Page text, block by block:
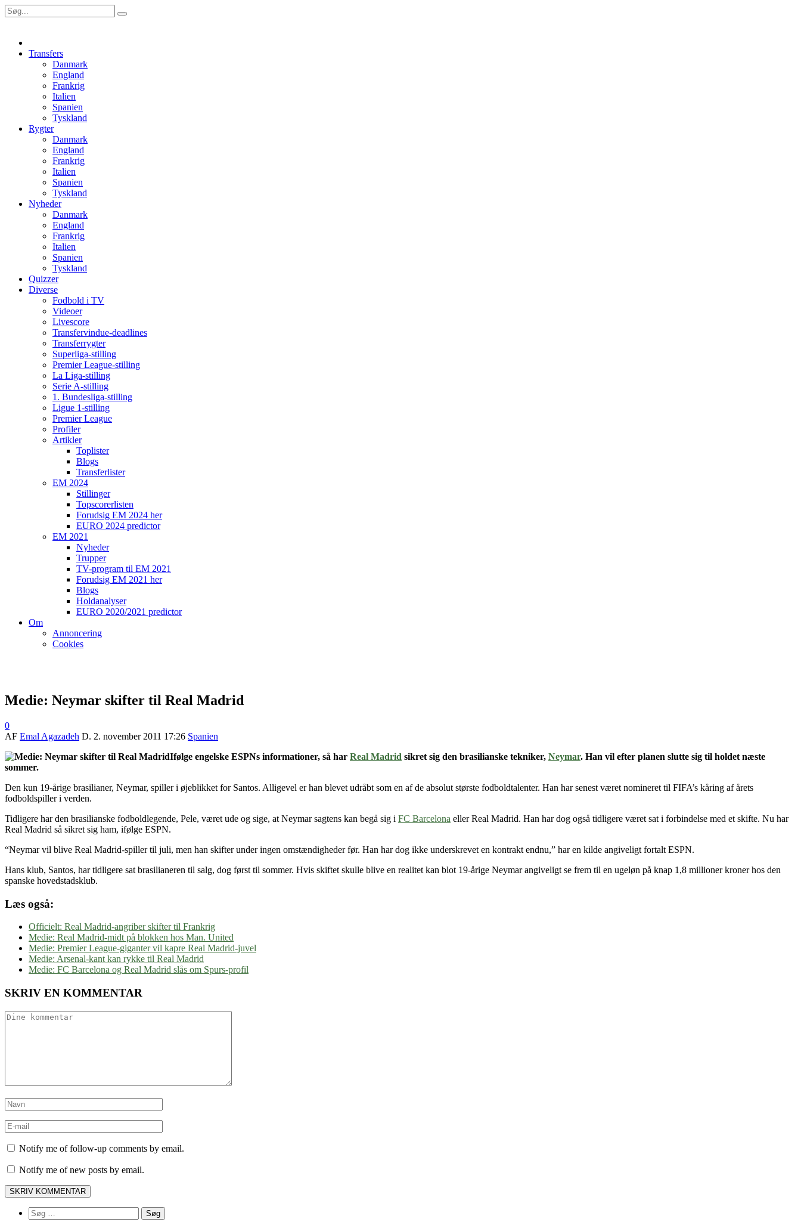
Transfers
Danmark
England
Frankrig
Italien
Spanien
Tyskland
Rygter
Danmark
England
Frankrig
Italien
Spanien
Tyskland
Nyheder
Danmark
England
Frankrig
Italien
Spanien
Tyskland
Quizzer
Diverse
Fodbold i TV
Videoer
Livescore
Transfervindue-deadlines
Transferrygter
Superliga-stilling
Premier League-stilling
La Liga-stilling
Serie A-stilling
1. Bundesliga-stilling
Ligue 1-stilling
Premier League
Profiler
Artikler
Toplister
Blogs
Transferlister
EM 2024
Stillinger
Topscorerlisten
Forudsig EM 2024 her
EURO 2024 predictor
EM 2021
Nyheder
Trupper
TV-program til EM 2021
Forudsig EM 2021 her
Blogs
Holdanalyser
EURO 2020/2021 predictor
Om
Annoncering
Cookies
Medie: Neymar skifter til Real Madrid
0
AF Emal Agazadeh D. 2. november 2011 17:26 Spanien
Ifølge engelske ESPNs informationer, så har Real Madrid sikret sig den brasilianske tekniker, Neymar. Han vil efter planen slutte sig til holdet næste
sommer.
Den kun 19-årige brasilianer, Neymar, spiller i øjeblikket for Santos. Alligevel er han blevet udråbt som en af de absolut største fodboldtalenter. Han har senest været nomineret til FIFA’s kåring af årets
fodboldspiller i verden.
Tidligere har den brasilianske fodboldlegende, Pele, været ude og sige, at Neymar sagtens kan begå sig i FC Barcelona eller Real Madrid. Han har dog også tidligere været sat i forbindelse med et skifte. Nu har
Real Madrid så sikret sig ham, ifølge ESPN.
“Neymar vil blive Real Madrid-spiller til juli, men han skifter under ingen omstændigheder før. Han har dog ikke underskrevet en kontrakt endnu,” har en kilde angiveligt fortalt ESPN.
Hans klub, Santos, har tidligere sat brasilianeren til salg, dog først til sommer. Hvis skiftet skulle blive en realitet kan blot 19-årige Neymar angiveligt se frem til en ugeløn på knap 1,8 millioner kroner hos den
spanske hovedstadsklub.
Læs også:
Officielt: Real Madrid-angriber skifter til Frankrig
Medie: Real Madrid-midt på blokken hos Man. United
Medie: Premier League-giganter vil kapre Real Madrid-juvel
Medie: Arsenal-kant kan rykke til Real Madrid
Medie: FC Barcelona og Real Madrid slås om Spurs-profil
SKRIV EN KOMMENTAR
Notify me of follow-up comments by email.
Notify me of new posts by email.
Søg
efter: